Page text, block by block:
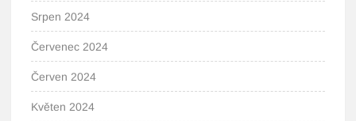
Srpen 2024
Červenec 2024
Červen 2024
Květen 2024